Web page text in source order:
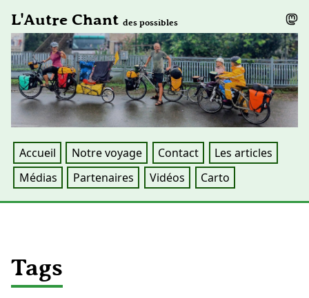
L'Autre Chant des possibles
Accueil Notre voyage Contact
Les articles
Médias
Partenaires Vidéos Carto
Tags